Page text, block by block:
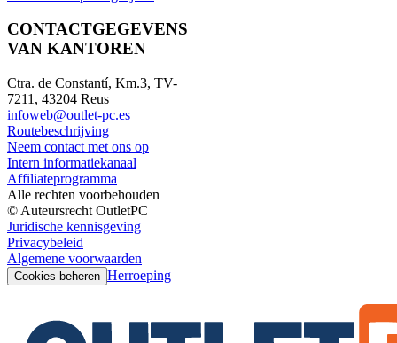
CONTACTGEGEVENS
VAN KANTOREN
Ctra. de Constantí, Km.3, TV-
7211, 43204 Reus
infoweb@outlet-pc.es
Routebeschrijving
Neem contact met ons op
Intern informatiekanaal
Affiliateprogramma
Alle rechten voorbehouden
© Auteursrecht OutletPC
Juridische kennisgeving
Privacybeleid
Algemene voorwaarden
Cookies beheren Herroeping